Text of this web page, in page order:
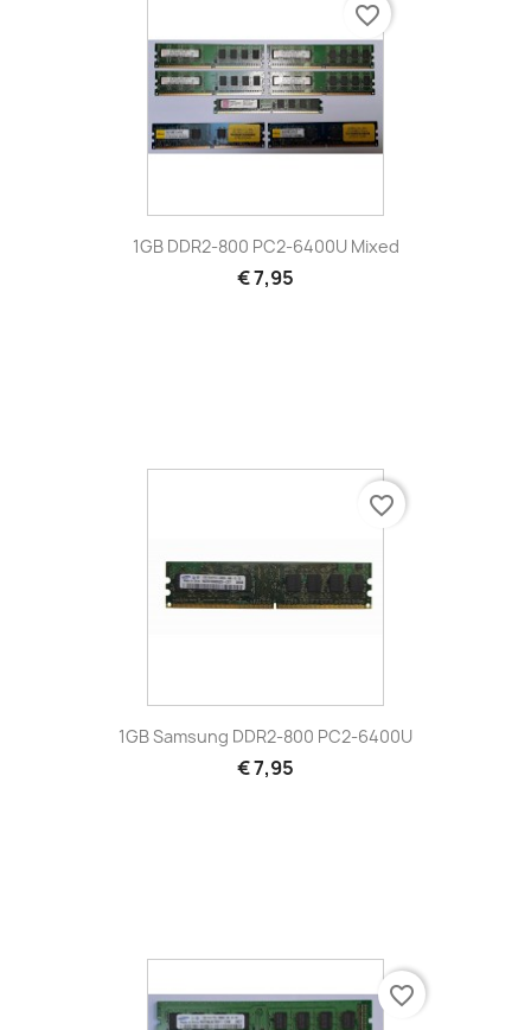
1GB DDR2-800 PC2-6400U Mixed
€ 7,95
favorite_border
1GB Samsung DDR2-800 PC2-6400U
€ 7,95
favorite_border
favorite_border